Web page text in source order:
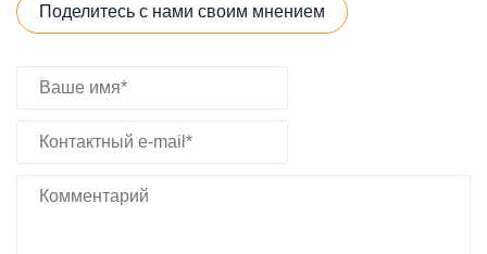
Поделитесь с нами своим мнением